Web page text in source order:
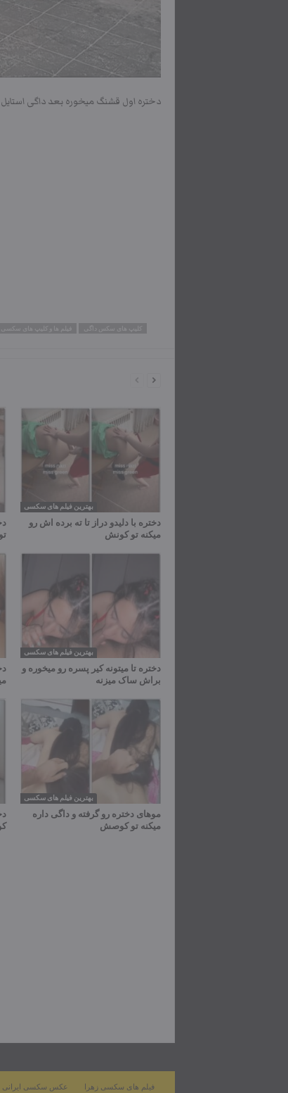
دختره اول قشنگ میخوره بعد داگی
بهترین فیلم های سکسی
دختره با دلیدو دراز تا ته برده اش رو
میکنه تو کونش
بهترین فیلم های سکسی
دختره تا میتونه کیر پسره رو میخوره و
براش ساک میزنه
بهترین فیلم های سکسی
موهای دختره رو گرفته و داگی داره
میکنه تو کوصش
عکس سکسی ایرانی فیلم های سکسی زهرا